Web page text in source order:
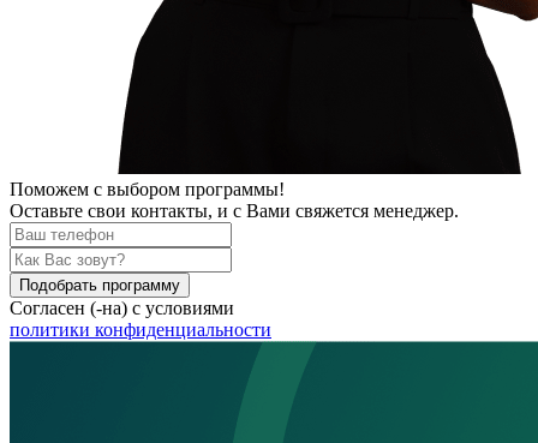
Поможем с выбором программы!
Оставьте свои контакты, и с Вами свяжется менеджер.
Подобрать программу
Согласен (-на) с условиями
политики конфиденциальности